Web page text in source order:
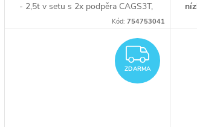
- 2,5t v setu s 2x podpěra CAGS3T,
dílenská židle MS375, vozík
Kód:754753041
ZDARMA